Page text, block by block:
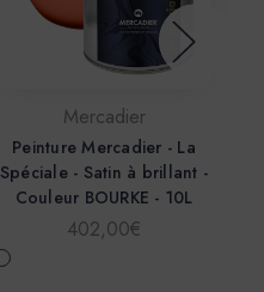
Mercadier
Peinture Mercadier - La
Spéciale - Satin à brillant -
Couleur BOURKE - 10L
402,00€